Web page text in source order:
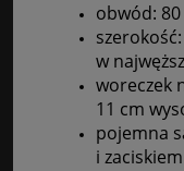
obwód:
w
woreczek
11 cm
pojemna
i zaciskiem